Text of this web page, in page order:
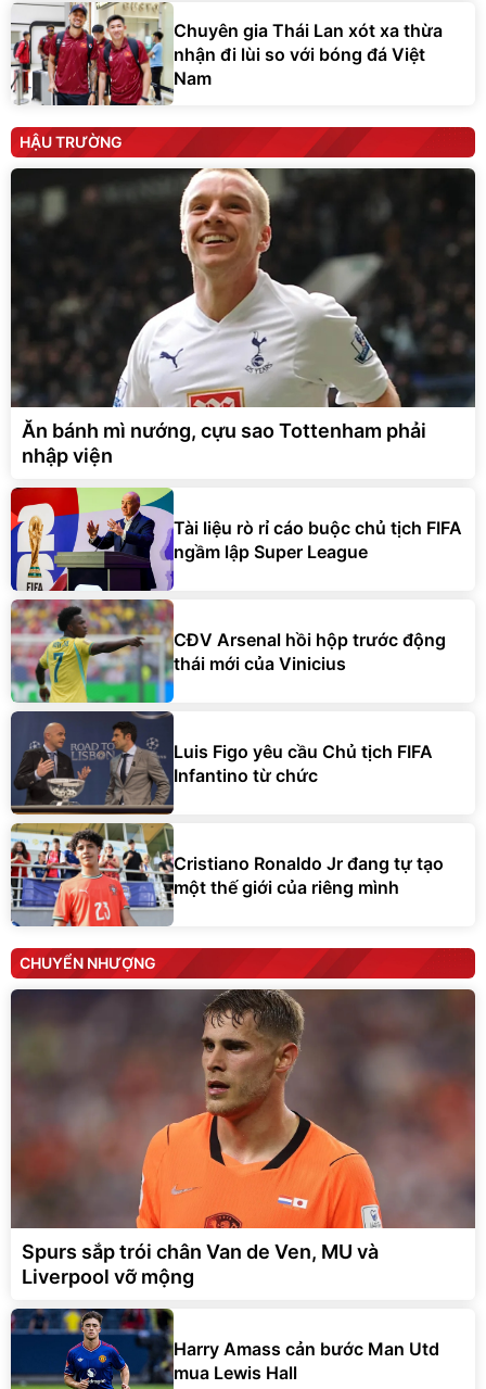
Chuyên gia Thái Lan xót xa thừa
nhận đi lùi so với bóng đá Việt
Nam
HẬU TRƯỜNG
Ăn bánh mì nướng, cựu sao Tottenham phải
nhập viện
Tài liệu rò rỉ cáo buộc chủ tịch FIFA
ngầm lập Super League
CĐV Arsenal hồi hộp trước động
thái mới của Vinicius
Luis Figo yêu cầu Chủ tịch FIFA
Infantino từ chức
Cristiano Ronaldo Jr đang tự tạo
một thế giới của riêng mình
CHUYỂN NHƯỢNG
Spurs sắp trói chân Van de Ven, MU và
Liverpool vỡ mộng
Harry Amass cản bước Man Utd
mua Lewis Hall